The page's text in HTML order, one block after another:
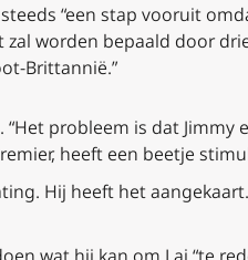
“een stap vooruit
zal worden bepaald door
Brittannië.”
“Het probleem is dat
heeft een beetje
Hij heeft het